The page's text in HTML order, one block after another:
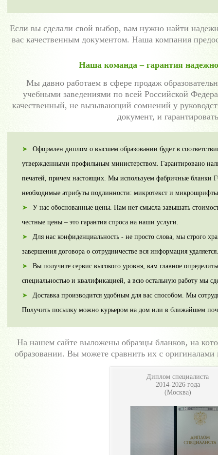
Если вы сделали свой выбор, вам нужно найти
вас качественным документом. Наша компания
Наша команда – гарантия
Мы давно работаем в сфере продаж
учебными заведениями по всей Российской
качественный, не вызывающий сомнений у
документ, и
Оформлен диплом о высшем образовании будет в
утвержденными профильным министерством. Гарантировано
печатей, причем настоящих. Мы используем фабричные бланки
необходимые атрибуты подлинности: микротекст и
У нас обоснованные цены. Нам нет смысла завышать
честные цены – это гарантия спроса на наши услуги.
Для нас конфиденциальность - не просто слова, мы строго
завершения договора о сотрудничестве вся информация удаляется.
Вы получите сервис высокого уровня, вам главное
специальностью и квалификацией, а всю остальную работу мы
Доставка производится удобным для вас способом. Мы
Получить посылку можно курьером на дом или в ближайшем
На нашем сайте выложены образцы бланков, на
образовании. Вы можете сравнить их с
Диплом специалиста
2014-2026 года
(Москва)